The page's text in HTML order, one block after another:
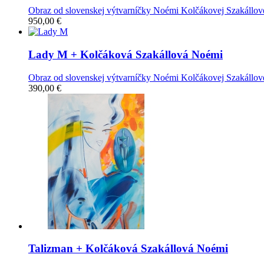
Obraz od slovenskej výtvarníčky Noémi Kolčákovej
950,00 €
Lady M + Kolčáková Szakállová Noémi
Obraz od slovenskej výtvarníčky Noémi Kolčákovej
390,00 €
Talizman + Kolčáková Szakállová Noémi